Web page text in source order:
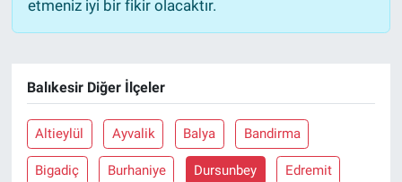
etmeniz iyi bir fikir olacaktır.
Balıkesir Diğer İlçeler
Altieylül Ayvalik Balya Bandirma
Bigadiç Burhaniye Dursunbey Edremit